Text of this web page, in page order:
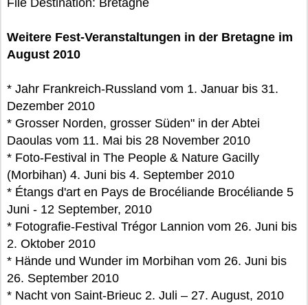
File Destination: Bretagne
Weitere Fest-Veranstaltungen in der Bretagne im
August 2010
* Jahr Frankreich-Russland vom 1. Januar bis 31.
Dezember 2010
* Grosser Norden, grosser Süden" in der Abtei
Daoulas vom 11. Mai bis 28 November 2010
* Foto-Festival in The People & Nature Gacilly
(Morbihan) 4. Juni bis 4. September 2010
* Étangs d'art en Pays de Brocéliande Brocéliande 5
Juni - 12 September, 2010
* Fotografie-Festival Trégor Lannion vom 26. Juni bis
2. Oktober 2010
* Hände und Wunder im Morbihan vom 26. Juni bis
26. September 2010
* Nacht von Saint-Brieuc 2. Juli – 27. August, 2010